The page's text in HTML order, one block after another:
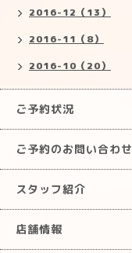
2016-12（13）
2016-11（8）
2016-10（20）
ご予約状況
ご予約のお問い合わせ
スタッフ紹介
店舗情報